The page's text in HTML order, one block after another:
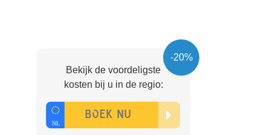
-20%
Bekijk de voordeligste
kosten bij u in de regio: